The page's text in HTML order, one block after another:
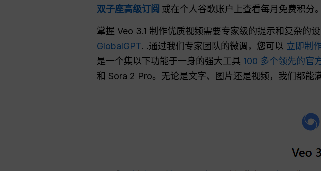
双子座高级订阅 或在个人谷歌账户上查看每月免费积分
掌握 Veo 3.1 制作优质视频需要专家级的提示和复杂的
GlobalGPT. .通过我们专家团队的微调，您可以 立即制
是一个集以下功能于一身的强大工具 100 多个领先的官
和 Sora 2 Pro。无论是文字、图片还是视频，我们都能